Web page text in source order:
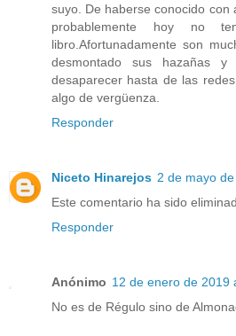
suyo. De haberse conocido con
probablemente hoy no
libro.Afortunadamente son
desmontado sus hazañas
desaparecer hasta de las
algo de vergüenza.
Responder
Niceto Hinarejos 2 de mayo
Este comentario ha sido
Responder
Anónimo 12 de enero de 2019
No es de Régulo sino de